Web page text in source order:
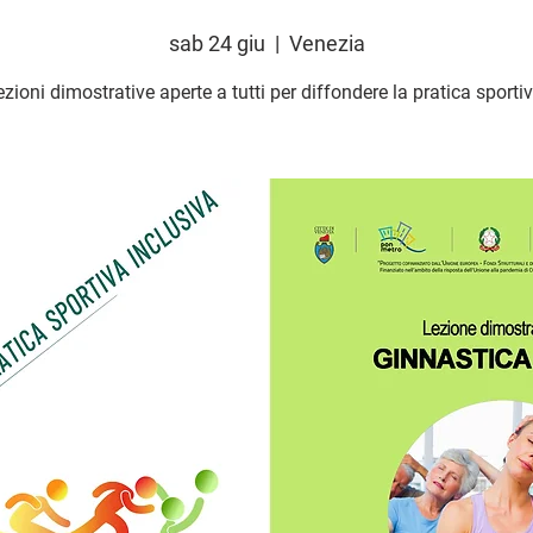
sab 24 giu
  |
Venezia
dimostrative aperte a tutti per diffondere la pratica